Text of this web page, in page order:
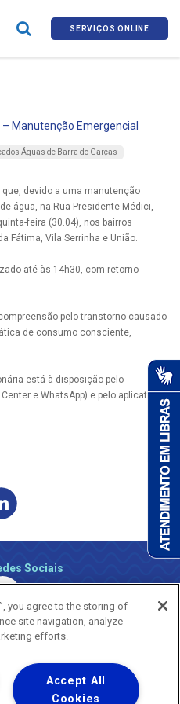
SERVIÇOS ONLINE
Manutenção Emergencial
Águas de Barra do Garças
devido a uma manutenção
água, na Rua Presidente Médici,
feira (30.04), nos bairros
Fátima, Vila Serrinha e União.
até às 14h30, com retorno
pelo transtorno causado
de consumo consciente,
está à disposição pelo
e WhatsApp) e pelo aplicativo
Sociais
- Todos os Direitos Reservados.
you agree to the storing of
site navigation, analyze
efforts.
Accept All
Cookies